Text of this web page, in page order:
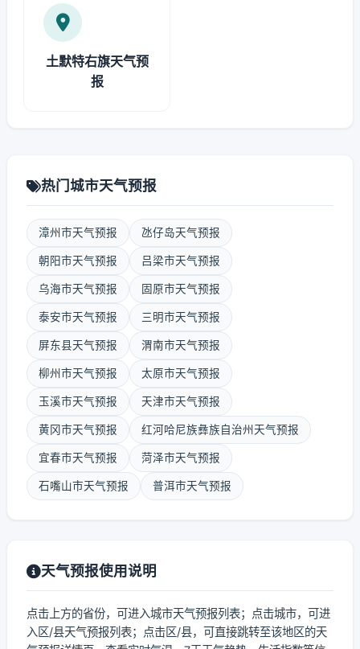
土默特右旗天气预
报
热门城市天气预报
漳州市天气预报 氹仔岛天气预报
朝阳市天气预报 吕梁市天气预报
乌海市天气预报 固原市天气预报
泰安市天气预报 三明市天气预报
屏东县天气预报 渭南市天气预报
柳州市天气预报 太原市天气预报
玉溪市天气预报 天津市天气预报
黄冈市天气预报 红河哈尼族彝族自治州天气预报
宜春市天气预报 菏泽市天气预报
石嘴山市天气预报 普洱市天气预报
天气预报使用说明
点击上方的省份，可进入城市天气预报列表；点击城市，可进
入区/县天气预报列表；点击区/县，可直接跳转至该地区的天